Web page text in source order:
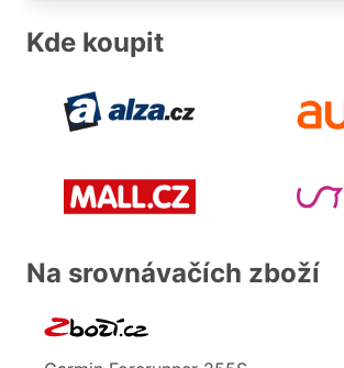
Kde koupit
Na srovnávačích zboží